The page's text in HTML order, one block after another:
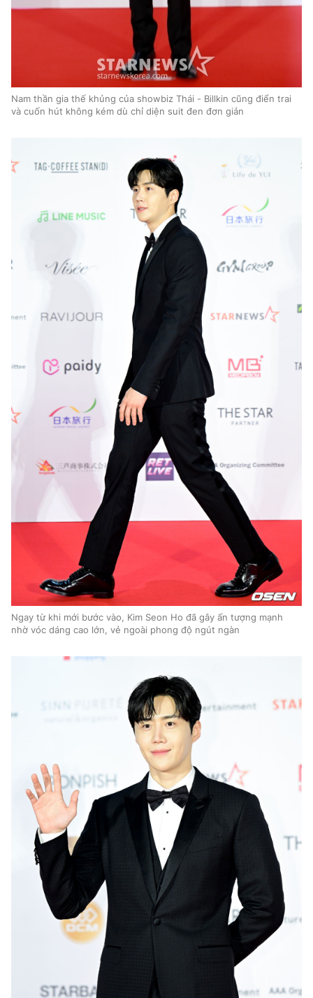
Nam thần gia thế khủng của showbiz Thái - Billkin cũng điển trai
và cuốn hút không kém dù chỉ diện suit đen đơn giản
Ngay từ khi mới bước vào, Kim Seon Ho đã gây ấn tượng mạnh
nhờ vóc dáng cao lớn, vẻ ngoài phong độ ngút ngàn